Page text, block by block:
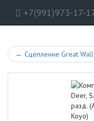
+7(991)973-17-
← Сцепление Great